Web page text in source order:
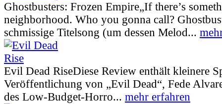
Ghostbusters: Frozen Empire„If there’s
neighborhood. Who you gonna call?
schmissige Titelsong (um dessen Melod...
Evil Dead RiseDiese Review enthält kleinere
Veröffentlichung von „Evil Dead“, Fede
des Low-Budget-Horro... mehr erfahren